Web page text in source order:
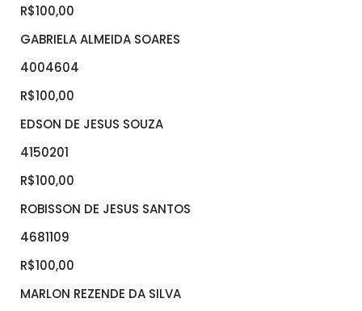
R$100,00
GABRIELA ALMEIDA SOARES
4004604
R$100,00
EDSON DE JESUS SOUZA
4150201
R$100,00
ROBISSON DE JESUS SANTOS
4681109
R$100,00
MARLON REZENDE DA SILVA